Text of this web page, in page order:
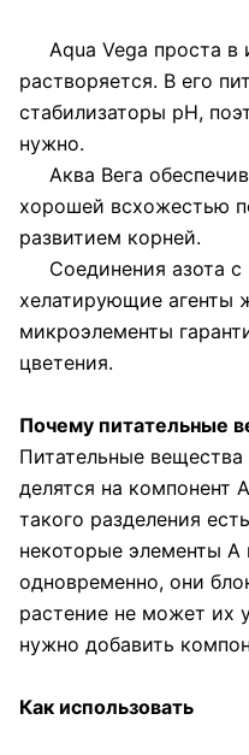
Aqua Vega проста в
растворяется. В его
стабилизаторы pH,
нужно.
Аква Вега
хорошей всхожестью
развитием корней.
Соединения азота с
хелатирующие агенты
микроэлементы
цветения.
Почему питательные
Питательные вещества
делятся на компонент
такого разделения
некоторые элементы А
одновременно, они
растение не может их
нужно добавить
Как использовать